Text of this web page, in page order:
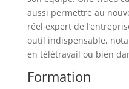
aussi permettre au
réel expert de
outil indispensable,
en télétravail ou bien
Formation